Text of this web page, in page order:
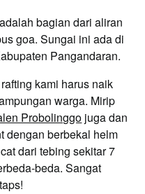
bagian dari aliran
goa. Sungai ini ada di
Pangandaran.
kami harus naik
warga. Mirip
Probolinggo juga dan
dengan berbekal helm
dari tebing sekitar 7
beda. Sangat